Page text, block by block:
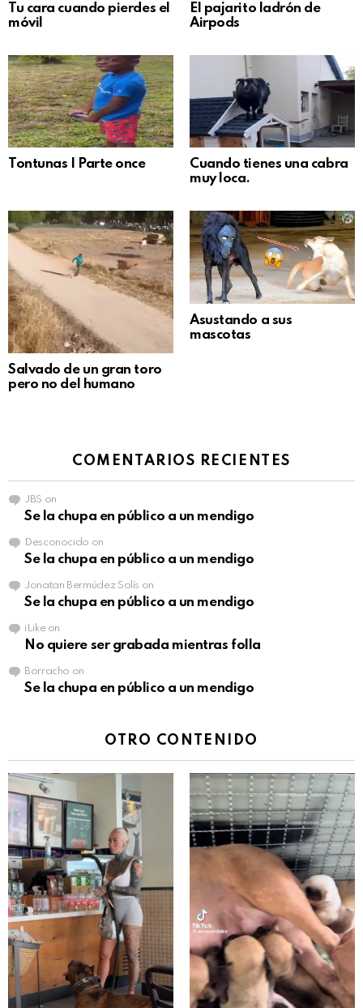
Tu cara cuando pierdes el
móvil
El pajarito ladrón de
Airpods
Tontunas | Parte once
Cuando tienes una cabra
muy loca.
Salvado de un gran toro
pero no del humano
Asustando a sus
mascotas
COMENTARIOS RECIENTES
JBS on
Se la chupa en público a un mendigo
Desconocido on
Se la chupa en público a un mendigo
Jonatan Bermúdez Solís on
Se la chupa en público a un mendigo
iLikeon
No quiere ser grabada mientras folla
Borracho on
Se la chupa en público a un mendigo
OTRO CONTENIDO